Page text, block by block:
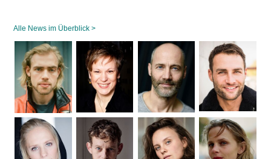
Alle News im Überblick >
Navigation
überspringen